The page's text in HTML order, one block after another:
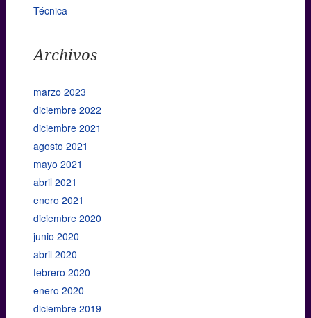
Técnica
Archivos
marzo 2023
diciembre 2022
diciembre 2021
agosto 2021
mayo 2021
abril 2021
enero 2021
diciembre 2020
junio 2020
abril 2020
febrero 2020
enero 2020
diciembre 2019